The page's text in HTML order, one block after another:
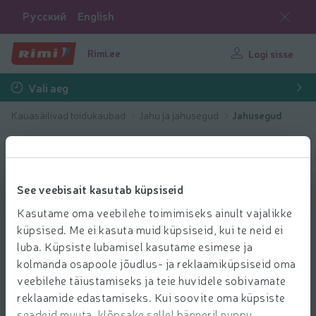
See veebisait kasutab küpsiseid
Kasutame oma veebilehe toimimiseks ainult vajalikke
küpsised. Me ei kasuta muid küpsiseid, kui te neid ei
luba. Küpsiste lubamisel kasutame esimese ja
kolmanda osapoole jõudlus- ja reklaamiküpsiseid oma
veebilehe täiustamiseks ja teie huvidele sobivamate
reklaamide edastamiseks. Kui soovite oma küpsiste
Русский English
Rimi.ee Logi sisse
Vali aeg
Kauasäilivad toidukaubad Jahu ja jahusegud Jahusegud